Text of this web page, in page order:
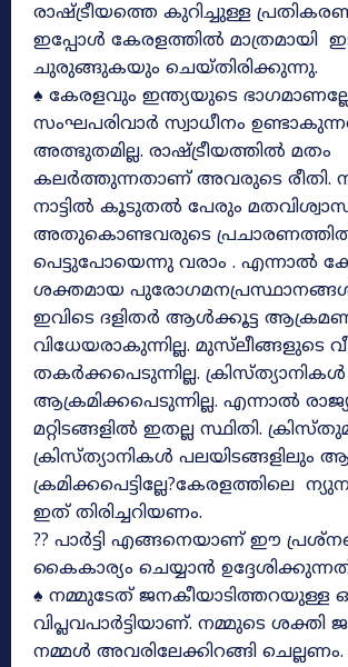
രാഷ്ട്രീയത്തെ കുറിച്ചുള്ള
ഇപ്പോൾ കേരളത്തിൽ മാത്രമായി
ചുരുങ്ങുകയും ചെയ്തിരിക്കുന്നു.
♠ കേരളവും ഇന്ത്യയുടെ
സംഘപരിവാർ സ്വാധീനം
അത്ഭുതമില്ല. രാഷ്ട്രീയത്തിൽ മതം
കലർത്തുന്നതാണ് അവരുടെ രീതി.
നാട്ടിൽ കൂടുതൽ പേരും
അതുകൊണ്ടവരുടെ
പെട്ടുപോയെന്നു വരാം . എന്നാൽ
ശക്തമായ
ഇവിടെ ദളിതർ ആൾക്കൂട്ട
വിധേയരാകുന്നില്ല. മുസ്‌ലീങ്ങളുടെ
തകർക്കപെടുന്നില്ല. ക്രിസ്ത്യാനികൾ
ആക്രമിക്കപെടുന്നില്ല. എന്നാൽ
മറ്റിടങ്ങളിൽ ഇതല്ല സ്ഥിതി.
ക്രിസ്ത്യാനികൾ പലയിടങ്ങളിലും ആ
ക്രമിക്കപെട്ടില്ലേ?കേരളത്തിലെ
ഇത് തിരിച്ചറിയണം.
?? പാർട്ടി എങ്ങനെയാണ് ഈ
കൈകാര്യം ചെയ്യാൻ
♠ നമ്മുടേത് ജനകീയാടിത്തറയുള്ള
വിപ്ലവപാർട്ടിയാണ്. നമ്മുടെ ശക്തി
നമ്മൾ അവരിലേക്കിറങ്ങി